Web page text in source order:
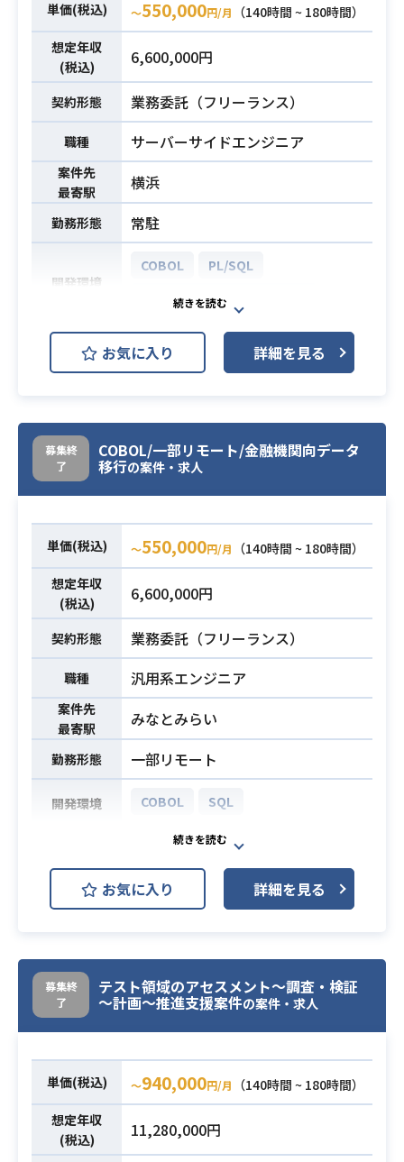
単価(税込) 〜550,000円/月
（140時間 ~ 180時間）
想定年収
(税込)
6,600,000円
契約形態 業務委託（フリーランス）
職種 サーバーサイドエンジニア
案件先
最寄駅
横浜
勤務形態 常駐
開発環境
COBOL
PL/SQL
VB.NET (Visual Basic .NET)
業務内容
PL/SQLやVB.NETなどを用いた基幹
システムの保守業務を想定しており
必須スキル
・PL/SQLの経験
・VB.netの経験
・詳細設計以降の経験
・PG歴3年以上
お気に入り 詳細を見る
募集終
了
COBOL/一部リモート/金融機関向データ
移行の案件・求人
単価(税込) 〜550,000円/月
（140時間 ~ 180時間）
想定年収
(税込)
6,600,000円
契約形態 業務委託（フリーランス）
職種 汎用系エンジニア
案件先
最寄駅
みなとみらい
勤務形態 一部リモート
開発環境 COBOL SQL
業務内容
金融機関向けデータ移行対応を行な
っていただきます。
詳細につきましては面談時にお伝え
させていただきます。
必須スキル
・COBOLの経験
・SQLの経験
・基本設計の経験
お気に入り 詳細を見る
募集終
了
テスト領域のアセスメント～調査・検証
～計画～推進支援案件の案件・求人
単価(税込) 〜940,000円/月
（140時間 ~ 180時間）
想定年収
(税込)
11,280,000円